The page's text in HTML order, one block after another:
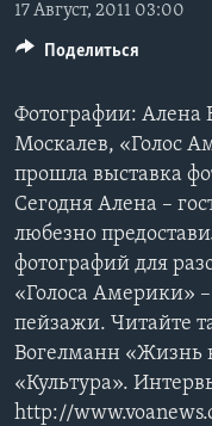
навигации
поиск
НОВОСТИ ЗА
ИТОГИ
ПОЧЕМУ ЭТО
ДИСКУССИЯ VOA
ДЕТАЛИ
НЬЮ-ЙОРК NEW
АМЕРИКА.
УЧИМ АНГЛИЙСКИЙ
НАША
А КАК В АМЕРИКЕ?
АРТЕФАКТЫ
АМЕРИКАНСКИЕ
ТЕСТЫ
ЭКСПЕРТИЗА
ИНТЕРВЬЮ
ФАКТЫ ПРОТИВ
ЗА СВОБОДУ
УЧИМ АНГЛИЙСКИЙ
ВИДЕО
ПОДПИСКА НА
Learning English
СОЦИАЛЬНЫЕ СЕТИ
17 Август, 2011 03:00
Фотографии: Алена
Москалев, «Голос
прошла выставка
Сегодня Алена –
любезно
фотографий для
«Голоса Америки»
пейзажи. Читайте
Вогелманн «Жизнь
«Культура».
http://
Поделиться